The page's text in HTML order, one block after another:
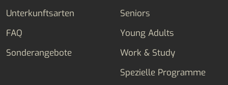
Unterkunftsarten
FAQ
Sonderangebote
Seniors
Young Adults
Work & Study
Spezielle Programme